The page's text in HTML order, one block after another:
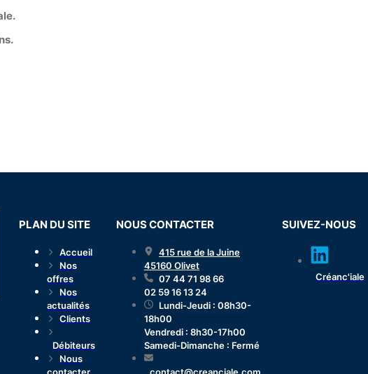
PLAN DU SITE
Accueil
Nos
offres
Nos
actualités
Clients
Débiteurs
Nous
NOUS CONTACTER
415 rue de la Juine
45160 Olivet
07 44 71 98 66
02 59 16 13 24
Lundi-Jeudi : 08h30-
18h00
Vendredi : 8h30-17h00
Samedi-Dimanche : Fermé
SUIVEZ-NOUS
Créanc'iale